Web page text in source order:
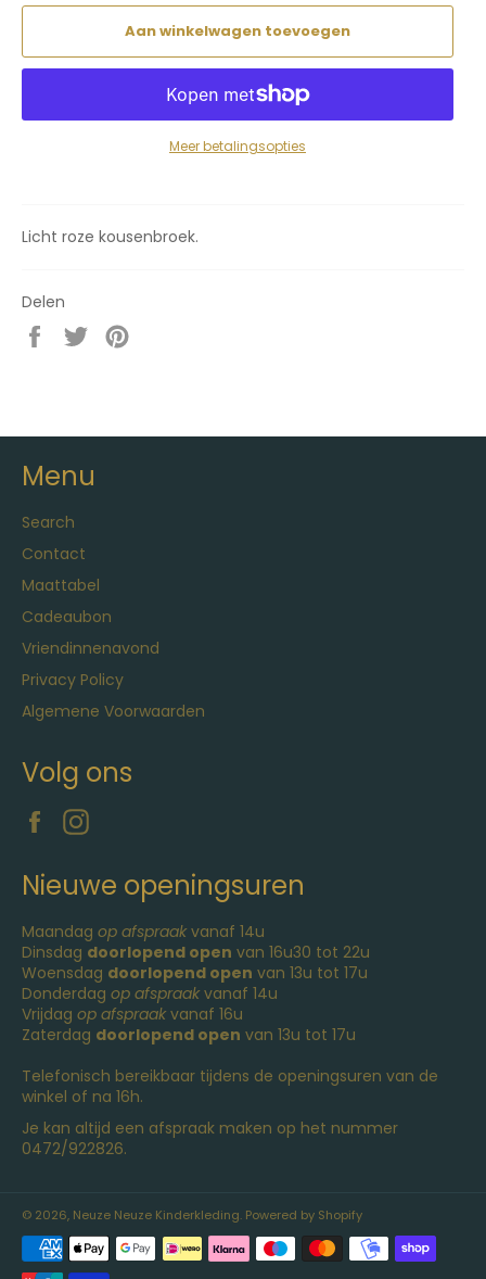
Aan winkelwagen toevoegen
Meer betalingsopties
Licht roze kousenbroek.
Delen
Delen
op
Twitteren
op
Menu
Search
Contact
Maattabel
Cadeaubon
Vriendinnenavond
Privacy Policy
Algemene Voorwaarden
Volg ons
Facebook
Nieuwe openingsuren
Maandag op afspraak vanaf 14u
Dinsdag doorlopend open van 16u30 tot 22u
Woensdag doorlopend open van 13u tot 17u
Donderdag op afspraak vanaf 14u
Vrijdag op afspraak vanaf 16u
Zaterdag doorlopend open van 13u tot 17u
Telefonisch bereikbaar tijdens de openingsuren van de
winkel of na 16h.
Je kan altijd een afspraak maken op het nummer
0472/922826.
© 2026, Neuze Neuze Kinderkleding. Powered by Shopify
Betaalmethoden